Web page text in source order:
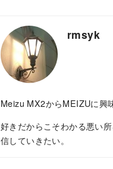
rmsyk
Meizu MX2からMEIZUに興
好きだからこそわかる悪い
信していきたい。